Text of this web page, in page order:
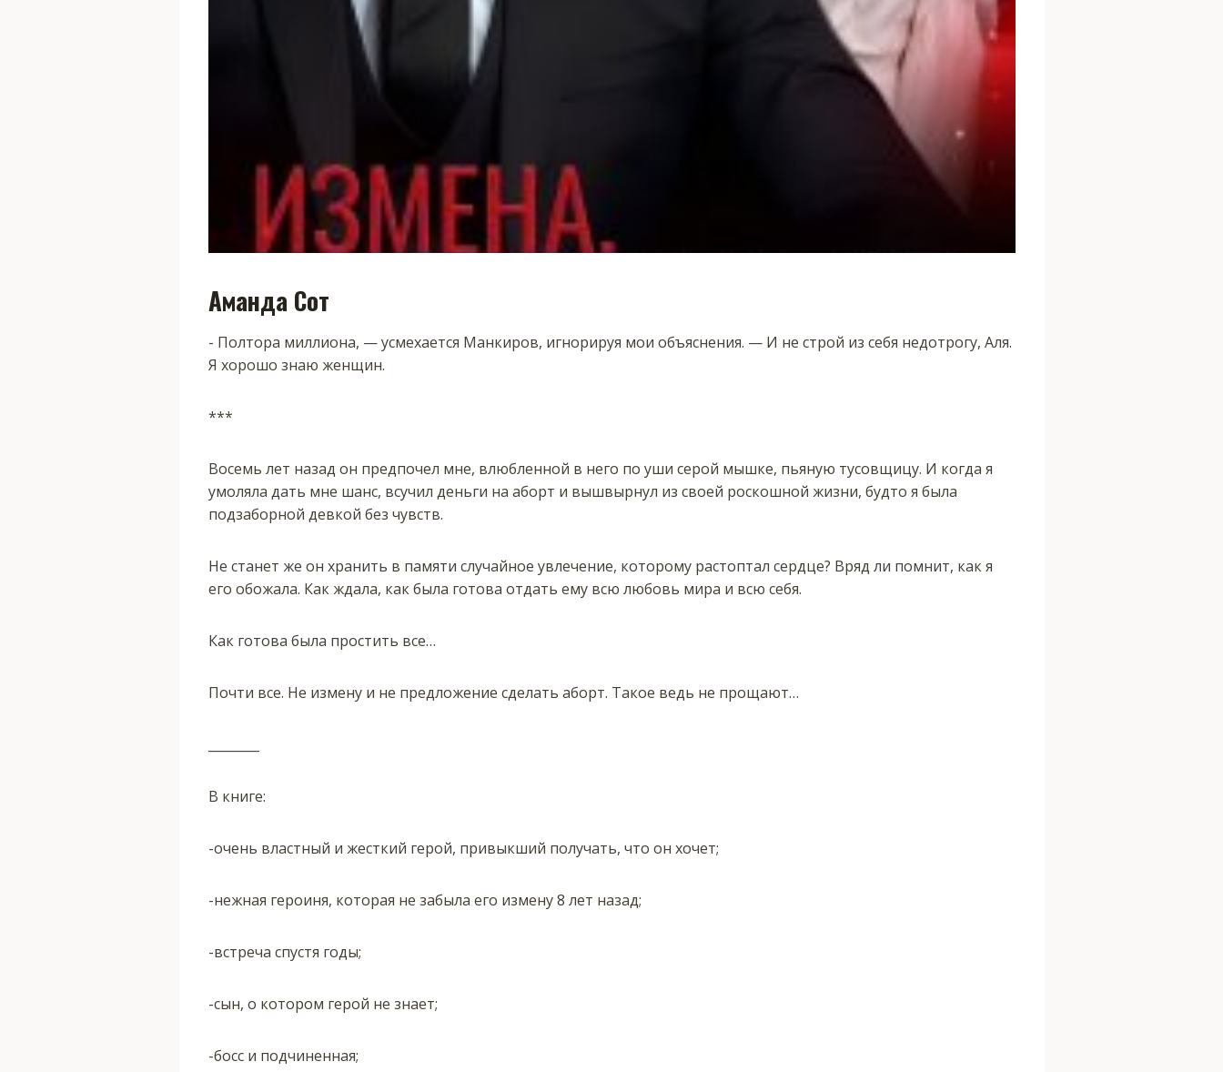
Аманда Сот
​​​​​​- Полтора миллиона, — усмехается Манкиров, игнорируя мои объяснения. — И не строй из себя недотрогу, Аля.
Я хорошо знаю женщин.
***
Восемь лет назад он предпочел мне, влюбленной в него по уши серой мышке, пьяную тусовщицу. И когда я
умоляла дать мне шанс, всучил деньги на аборт и вышвырнул из своей роскошной жизни, будто я была
подзаборной девкой без чувств.
Не станет же он хранить в памяти случайное увлечение, которому растоптал сердце? Вряд ли помнит, как я
его обожала. Как ждала, как была готова отдать ему всю любовь мира и всю себя.
Как готова была простить все…
Почти все. Не измену и не предложение сделать аборт. Такое ведь не прощают…
В книге:
-очень властный и жесткий герой, привыкший получать, что он хочет;
-нежная героиня, которая не забыла его измену 8 лет назад;
-встреча спустя годы;
-сын, о котором герой не знает;
-босс и подчиненная;